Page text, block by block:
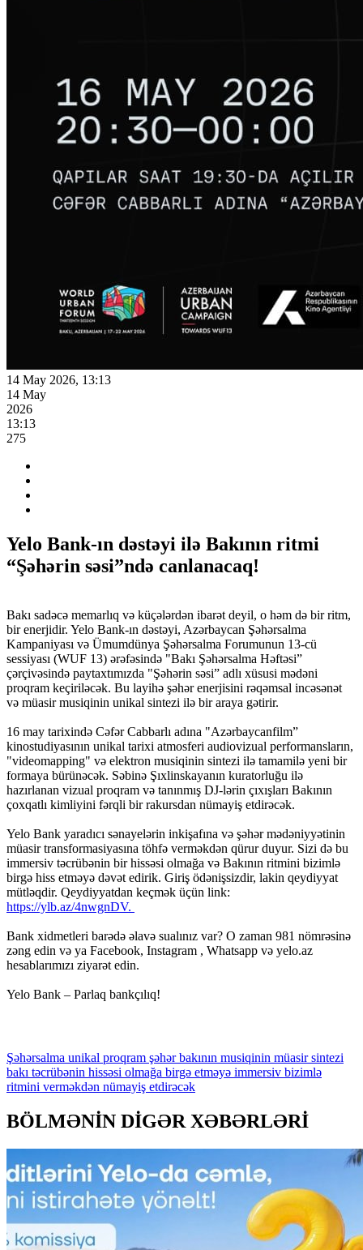
14 May 2026, 13:13
14 May
2026
13:13
275
Yelo Bank-ın dəstəyi ilə Bakının ritmi
“Şəhərin səsi”ndə canlanacaq!
Bakı sadəcə memarlıq və küçələrdən ibarət deyil, o həm də bir ritm,
bir enerjidir. Yelo Bank-ın dəstəyi, Azərbaycan Şəhərsalma
Kampaniyası və Ümumdünya Şəhərsalma Forumunun 13-cü
sessiyası (WUF 13) ərəfəsində "Bakı Şəhərsalma Həftəsi”
çərçivəsində paytaxtımızda "Şəhərin səsi” adlı xüsusi mədəni
proqram keçiriləcək. Bu layihə şəhər enerjisini rəqəmsal incəsənət
və müasir musiqinin unikal sintezi ilə bir araya gətirir.
16 may tarixində Cəfər Cabbarlı adına "Azərbaycanfilm”
kinostudiyasının unikal tarixi atmosferi audiovizual performansların,
"videomapping" və elektron musiqinin sintezi ilə tamamilə yeni bir
formaya bürünəcək. Səbinə Şıxlinskayanın kuratorluğu ilə
hazırlanan vizual proqram və tanınmış DJ-lərin çıxışları Bakının
çoxqatlı kimliyini fərqli bir rakursdan nümayiş etdirəcək.
Yelo Bank yaradıcı sənayelərin inkişafına və şəhər mədəniyyətinin
müasir transformasiyasına töhfə verməkdən qürur duyur. Sizi də bu
immersiv təcrübənin bir hissəsi olmağa və Bakının ritmini bizimlə
birgə hiss etməyə dəvət edirik. Giriş ödənişsizdir, lakin qeydiyyat
mütləqdir. Qeydiyyatdan keçmək üçün link:
https://ylb.az/4nwgnDV.
Bank xidmetleri barədə əlavə sualınız var? O zaman 981 nömrəsinə
zəng edin və ya Facebook, Instagram , Whatsapp və yelo.az
hesablarımızı ziyarət edin.
Yelo Bank – Parlaq bankçılıq!
Şəhərsalma unikal proqram şəhərbakının musiqinin müasirsintezi
bakı təcrübənin hissəsi olmağa birgə etməyə immersiv bizimlə
ritmini verməkdən nümayiş etdirəcək
BÖLMƏNİN DİGƏR XƏBƏRLƏRİ